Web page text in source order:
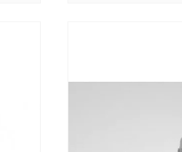
May Island Скраб для лица в